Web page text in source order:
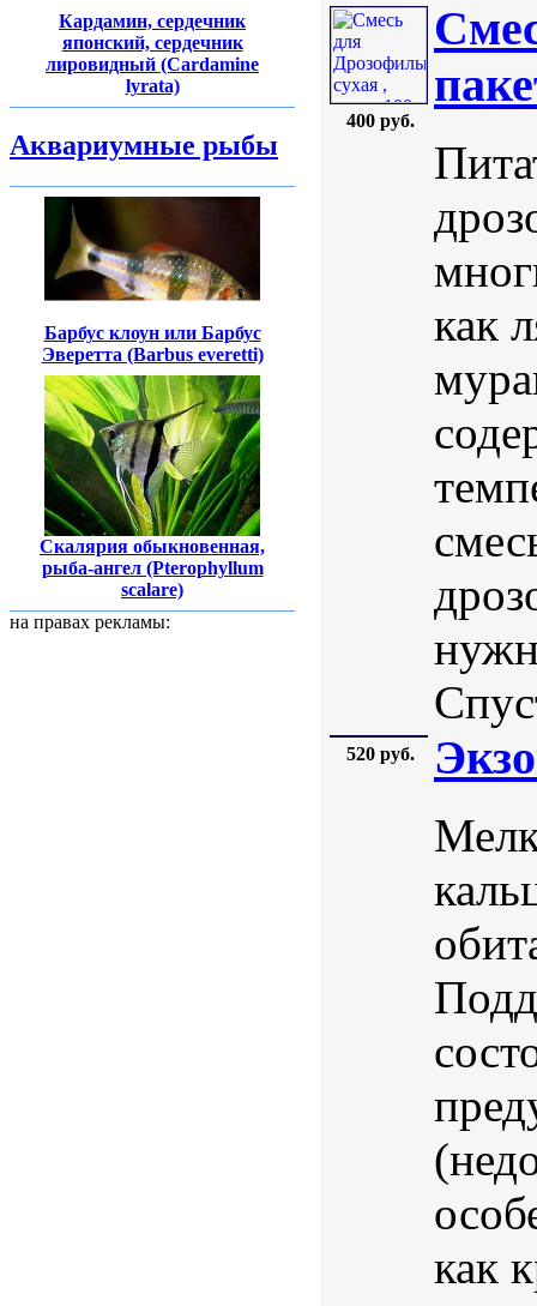
Кардамин, сердечник
японский, сердечник
лировидный (Cardamine
lyrata)
Аквариумные рыбы
Барбус клоун или Барбус
Эверетта (Barbus everetti)
Скалярия обыкновенная,
рыба-ангел (Pterophyllum
scalare)
на правах рекламы:
400 руб.
как
520 руб.
как